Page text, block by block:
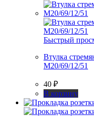
Быстрый
Втулка
М20/69/12/51
40 ₽
В корзину